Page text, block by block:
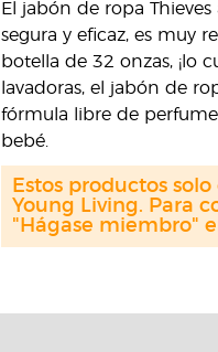
El jabón de ropa
segura y eficaz, es muy
botella de 32 onzas, ¡lo
lavadoras, el jabón de
fórmula libre de
bebé.
Estos productos
Young Living. Para
"Hágase miembro"